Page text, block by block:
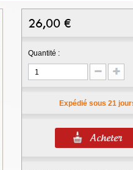
26,00 €
Quantité :
Expédié sous 21